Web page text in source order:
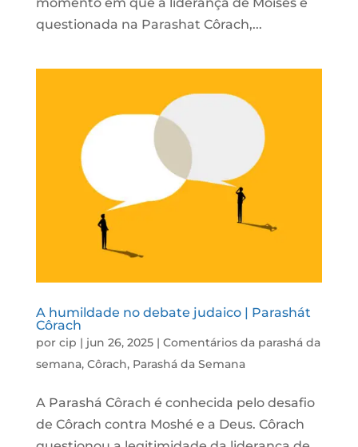
questionada na Parashat Côrach,...
A humildade no debate judaico | Parashát
Côrach
por cip | jun 26, 2025| Comentários da parashá da
semana, Côrach, Parashá da Semana
A Parashá Côrach é conhecida pelo desafio
de Côrach contra Moshé e a Deus. Côrach